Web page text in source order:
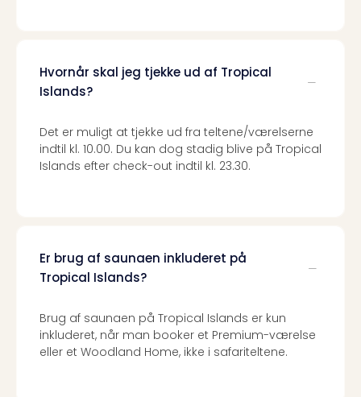
Hvornår skal jeg tjekke ud af Tropical
Islands?
Det er muligt at tjekke ud fra teltene/værelserne
indtil kl. 10.00. Du kan dog stadig blive på Tropical
Islands efter check-out indtil kl. 23.30.
Er brug af saunaen inkluderet på
Tropical Islands?
Brug af saunaen på Tropical Islands er kun
inkluderet, når man booker et Premium-værelse
eller et Woodland Home, ikke i safariteltene.